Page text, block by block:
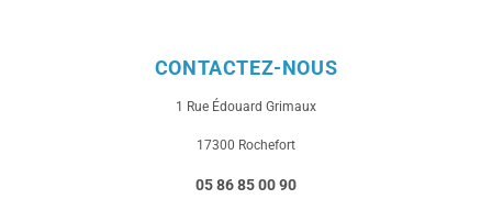
CONTACTEZ-NOUS
1 Rue Édouard Grimaux
17300 Rochefort
05 86 85 00 90